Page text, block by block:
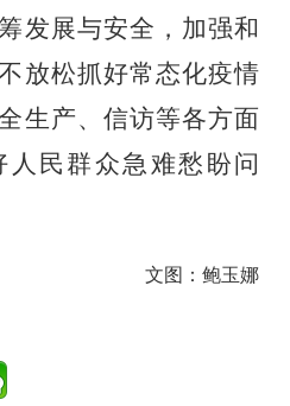
发展与安全，加强和
放松抓好常态化疫情
生产、信访等各方面
人民群众急难愁盼问
文图：鲍玉娜